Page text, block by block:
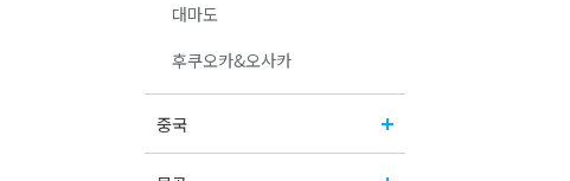
대마도
후쿠오카&오사카
중국